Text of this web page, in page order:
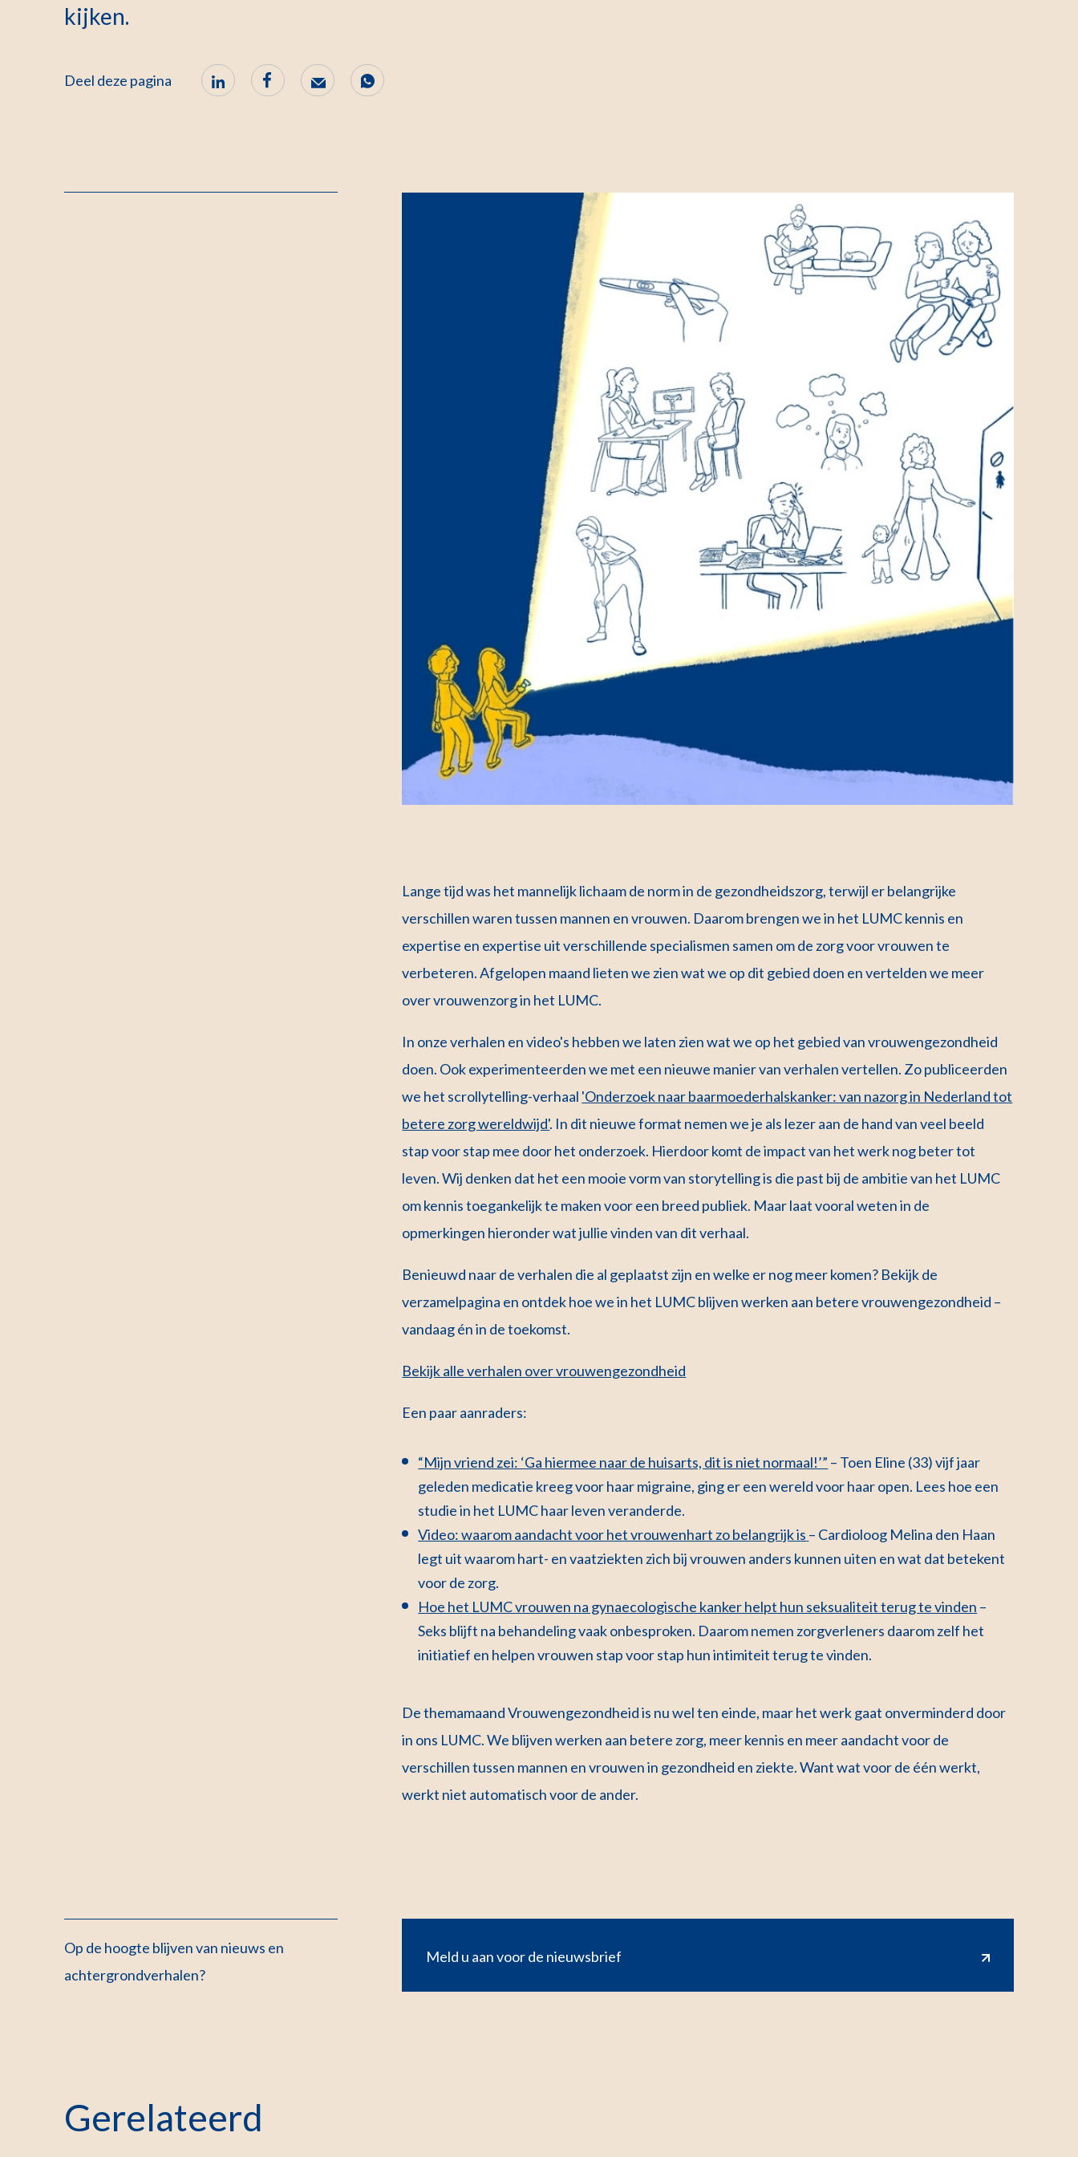
kijken.
Deel deze pagina
Lange tijd was het mannelijk lichaam de norm in de gezondheidszorg, terwijl er belangrijke
verschillen waren tussen mannen en vrouwen. Daarom brengen we in het LUMC kennis en
expertise en expertise uit verschillende specialismen samen om de zorg voor vrouwen te
verbeteren. Afgelopen maand lieten we zien wat we op dit gebied doen en vertelden we meer
over vrouwenzorg in het LUMC.
In onze verhalen en video's hebben we laten zien wat we op het gebied van vrouwengezondheid
doen. Ook experimenteerden we met een nieuwe manier van verhalen vertellen. Zo publiceerden
we het scrollytelling-verhaal 'Onderzoek naar baarmoederhalskanker: van nazorg in Nederland tot
betere zorg wereldwijd'. In dit nieuwe format nemen we je als lezer aan de hand van veel beeld
stap voor stap mee door het onderzoek. Hierdoor komt de impact van het werk nog beter tot
leven. Wij denken dat het een mooie vorm van storytelling is die past bij de ambitie van het LUMC
om kennis toegankelijk te maken voor een breed publiek. Maar laat vooral weten in de
opmerkingen hieronder wat jullie vinden van dit verhaal.
Benieuwd naar de verhalen die al geplaatst zijn en welke er nog meer komen? Bekijk de
verzamelpagina en ontdek hoe we in het LUMC blijven werken aan betere vrouwengezondheid –
vandaag én in de toekomst.
Bekijk alle verhalen over vrouwengezondheid
Een paar aanraders:
“Mijn vriend zei: ‘Ga hiermee naar de huisarts, dit is niet normaal!’” – Toen Eline (33) vijf jaar
geleden medicatie kreeg voor haar migraine, ging er een wereld voor haar open. Lees hoe een
studie in het LUMC haar leven veranderde.
Video: waarom aandacht voor het vrouwenhart zo belangrijk is – Cardioloog Melina den Haan
legt uit waarom hart- en vaatziekten zich bij vrouwen anders kunnen uiten en wat dat betekent
voor de zorg.
Hoe het LUMC vrouwen na gynaecologische kanker helpt hun seksualiteit terug te vinden –
Seks blijft na behandeling vaak onbesproken. Daarom nemen zorgverleners daarom zelf het
initiatief en helpen vrouwen stap voor stap hun intimiteit terug te vinden.
De themamaand Vrouwengezondheid is nu wel ten einde, maar het werk gaat onverminderd door
in ons LUMC. We blijven werken aan betere zorg, meer kennis en meer aandacht voor de
verschillen tussen mannen en vrouwen in gezondheid en ziekte. Want wat voor de één werkt,
werkt niet automatisch voor de ander.
Op de hoogte blijven van nieuws en
achtergrondverhalen?
Meld u aan voor de nieuwsbrief
Gerelateerd